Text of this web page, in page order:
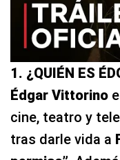
1. ¿QUIÉN ES
Édgar Vittorino
cine, teatro y
tras darle vida a